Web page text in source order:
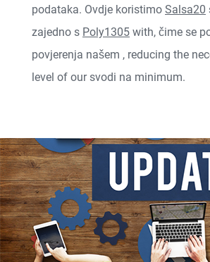
podataka. Ovdje koristimo Salsa20
zajedno s Poly1305 with, čime se
povjerenja našem , reducing the
level of oursvodi na minimum.